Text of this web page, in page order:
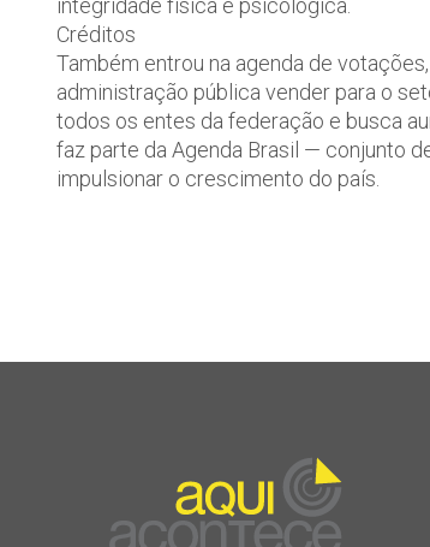
integridade física e psicológica.
Créditos
Também entrou na agenda de
administração pública vender para o
todos os entes da federação e busca
faz parte da Agenda Brasil — conjunto
impulsionar o crescimento do país.